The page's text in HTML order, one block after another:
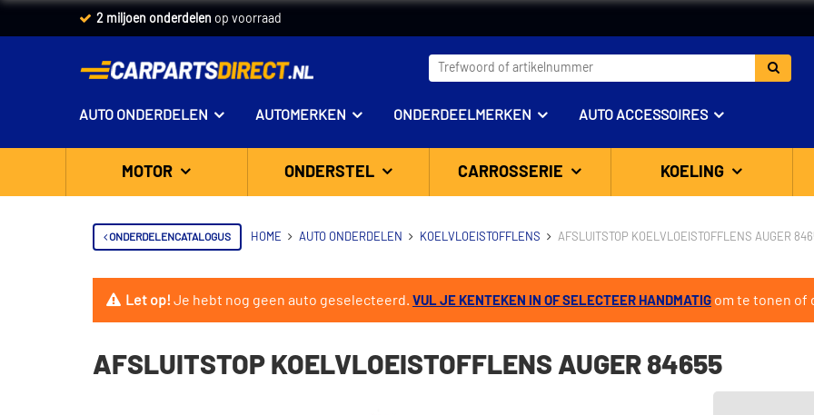
2 miljoen onderdelen op voorraad
AUTO ONDERDELEN AUTOMERKEN ONDERDEELMERKEN AUTO ACCESSOIRES
MOTOR ONDERSTEL CARROSSERIE KOELING
ONDERDELENCATALOGUS HOME AUTO ONDERDELEN KOELVLOEISTOFFLENS AFSLUITSTOP KOELVLOEISTOFFLENS AUGER
Let op!Je hebt nog geen auto geselecteerd. VUL JE KENTEKEN IN OF SELECTEER HANDMATIG om te tonen of
AFSLUITSTOP KOELVLOEISTOFFLENS AUGER 84655